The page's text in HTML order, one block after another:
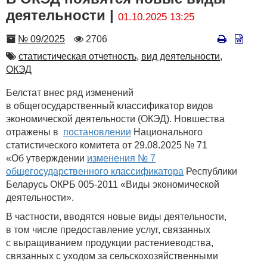
деятельности | 01.10.2025 13:25
Номер
№ 09/2025
Количество
2706
Автор
статистическая отчетность, вид деятельности,
ОКЭД
Белстат внес ряд изменений
в общегосударственный классификатор видов
экономической деятельности (ОКЭД). Новшества
отражены в постановлении Национального
статистического комитета от 29.08.2025 № 71
«Об утверждении изменения № 7
общегосударственного классификатора Республики
Беларусь ОКРБ 005-2011 «Виды экономической
деятельности».
В частности, вводятся новые виды деятельности,
в том числе предоставление услуг, связанных
с выращиванием продукции растениеводства,
связанных с уходом за сельскохозяйственными